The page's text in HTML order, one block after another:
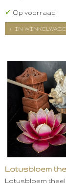
✓ Op voorraad
IN
Lotusbloem
Lotusbloem